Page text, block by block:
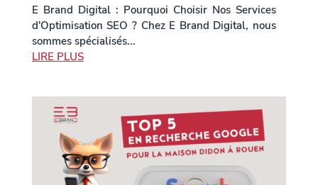
E Brand Digital : Pourquoi Choisir Nos Services
d'Optimisation SEO ? Chez E Brand Digital, nous
sommes spécialisés...
LIRE PLUS